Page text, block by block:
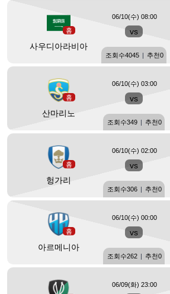
홈
사우디아라비아
vs
06/10(수) 08:00
조회수4045 | 추천0
홈
산마리노
vs
06/10(수) 03:00
조회수349 | 추천0
홈
헝가리
vs
06/10(수) 02:00
조회수306 | 추천0
홈
아르메니아
vs
06/10(수) 00:00
조회수262 | 추천0
06/09(화) 23:00